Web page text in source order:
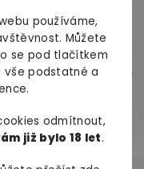
používáme,
Můžete
se pod tlačítkem
vše podstatné a
odmítnout,
již bylo 18 let.
chyby!
před více lety
vás chrání před
perfektní.
dáte zabrat. Taky